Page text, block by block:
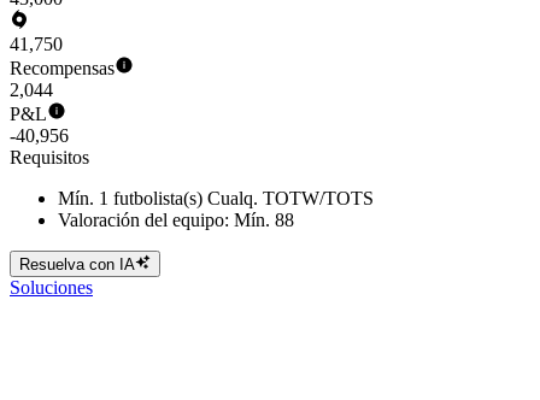
41,750
Recompensas
2,044
P&L
-40,956
Requisitos
Mín. 1 futbolista(s) Cualq. TOTW/TOTS
Valoración del equipo: Mín. 88
Resuelva con IA
Soluciones